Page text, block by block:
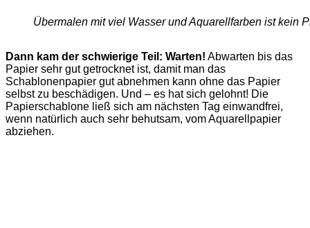
Übermalen mit viel Wasser und Aquarellfarben ist kein
Dann kam der schwierige Teil: Warten! Abwarten bis das
Papier sehr gut getrocknet ist, damit man das
Schablonenpapier gut abnehmen kann ohne das Papier
selbst zu beschädigen. Und – es hat sich gelohnt! Die
Papierschablone ließ sich am nächsten Tag einwandfrei,
wenn natürlich auch sehr behutsam, vom Aquarellpapier
abziehen.